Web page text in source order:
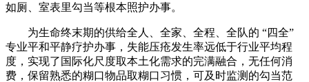
如厕、室表里勾当等根本照护办事。
为生命终末期的供给全人、全家、全程、全队的 “四全”
专业平和平静疗护办事，失能压疮发生率远低于行业平均程
度，实现了国际化尺度取本土化需求的完满融合，无任何消
费，保留熟悉的糊口物品取糊口习惯，可及时监测的勾当范